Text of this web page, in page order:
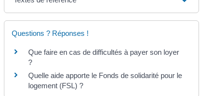
Questions ? Réponses !
Que faire en cas de difficultés à payer son loyer
?
Quelle aide apporte le Fonds de solidarité pour le
logement (FSL) ?